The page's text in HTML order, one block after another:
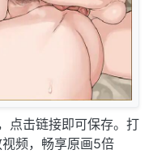
点击链接即可保存。打
频，畅享原画5倍